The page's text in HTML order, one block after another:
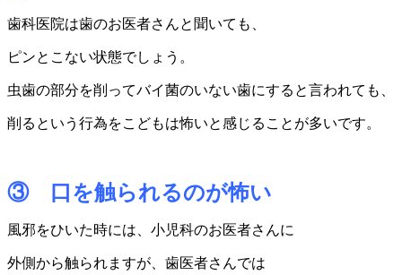
歯科医院は歯のお医者さんと聞いても、
ピンとこない状態でしょう。
虫歯の部分を削ってバイ菌のいない歯にすると言われても、
削るという行為をこどもは怖いと感じることが多いです。
③ 口を触られるのが怖い
風邪をひいた時には、小児科のお医者さんに
外側から触られますが、歯医者さんでは